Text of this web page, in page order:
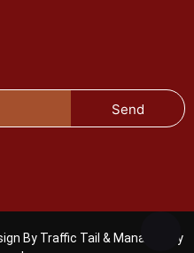
Send
By Traffic Tail & Managed By